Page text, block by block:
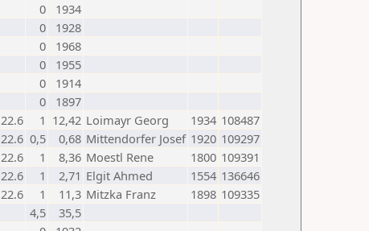
0
1934
0
1928
0
1968
0
1955
0
1914
0
1897
22.6 1 12,42 Loimayr Georg 1934 108487
22.6 0,5 0,68 Mittendorfer Josef 1920 109297
22.6 1 8,36 Moestl Rene 1800 109391
22.6 1 2,71 Elgit Ahmed 1554 136646
22.6 1 11,3 Mitzka Franz 1898 109335
4,5
35,5